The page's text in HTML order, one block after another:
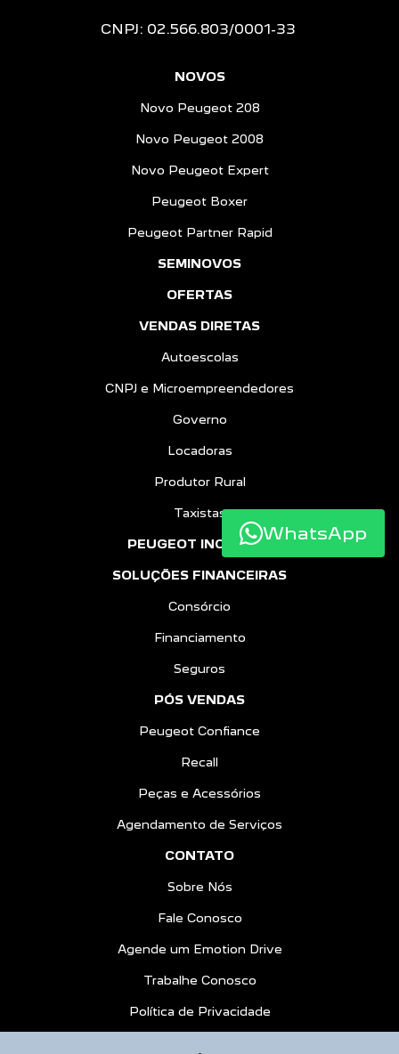
CNPJ: 02.566.803/0001-33
NOVOS
Novo Peugeot 208
Novo Peugeot 2008
Novo Peugeot Expert
Peugeot Boxer
Peugeot Partner Rapid
SEMINOVOS
OFERTAS
VENDAS DIRETAS
Autoescolas
CNPJ e Microempreendedores
Governo
Locadoras
Produtor Rural
Taxistas
PEUGEOT INCLUSÃO
SOLUÇÕES FINANCEIRAS
Consórcio
Financiamento
Seguros
PÓS VENDAS
Peugeot Confiance
Recall
Peças e Acessórios
Agendamento de Serviços
CONTATO
Sobre Nós
Fale Conosco
Agende um Emotion Drive
Trabalhe Conosco
Política de Privacidade
WhatsApp